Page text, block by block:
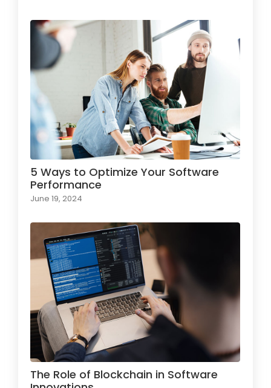
5 Ways to Optimize Your Software
Performance
June 19, 2024
The Role of Blockchain in Software